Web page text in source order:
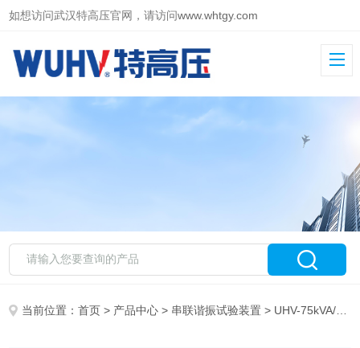
如想访问武汉特高压官网，请访问www.whtgy.com
当前位置：首页 > 产品中心 > 串联谐振试验装置 > UHV-75kVA/75kV 串联谐振